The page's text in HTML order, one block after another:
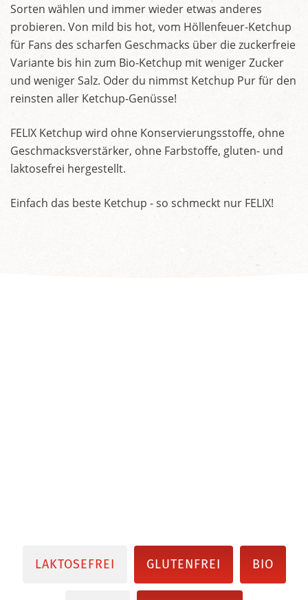
Sorten wählen und immer wieder etwas anderes
probieren. Von mild bis hot, vom Höllenfeuer-Ketchup
für Fans des scharfen Geschmacks über die zuckerfreie
Variante bis hin zum Bio-Ketchup mit weniger Zucker
und weniger Salz. Oder du nimmst Ketchup Pur für den
reinsten aller Ketchup-Genüsse!
FELIX Ketchup wird ohne Konservierungsstoffe, ohne
Geschmacksverstärker, ohne Farbstoffe, gluten- und
laktosefrei hergestellt.
Einfach das beste Ketchup - so schmeckt nur FELIX!
LAKTOSEFREI GLUTENFREI BIO